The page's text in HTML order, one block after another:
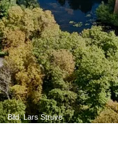
Bild: Lars Struve